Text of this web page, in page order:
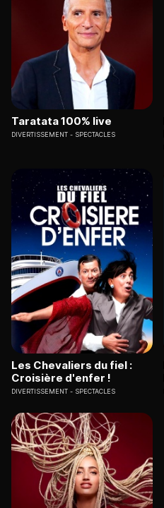
Taratata 100% live
DIVERTISSEMENT SPECTACLES
Les Chevaliers du fiel :
Croisière d'enfer !
DIVERTISSEMENT SPECTACLES